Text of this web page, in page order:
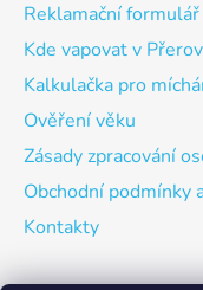
Reklamační formulář
Kde vapovat v
Kalkulačka pro
Ověření věku
Zásady zpracování
Obchodní podmínky
Kontakty